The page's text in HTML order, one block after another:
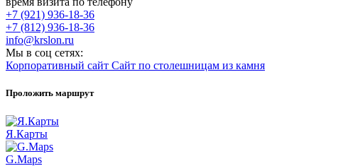
+7 (921) 936-18-36
+7 (812) 936-18-36
info@krslon.ru
Мы в соц сетях:
Корпоративный сайт Сайт по столешницам из камня
Проложить маршрут
Я.Карты
G.Maps